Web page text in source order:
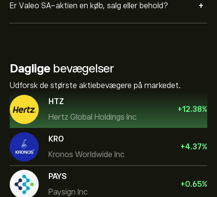
Er Valeo SA-aktien en køb, salg eller behold? +
Dagligebevægelser
Udforsk de største aktiebevægere på markedet.
HTZ
Hertz Global Holdings Inc
+12.38%
KRO
Kronos Worldwide Inc
+4.37%
PAYS
Paysign Inc
+0.65%